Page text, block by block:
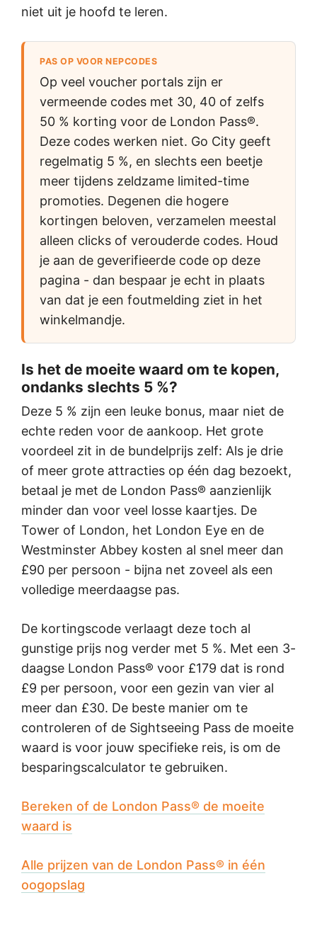
niet uit je hoofd te leren.
PAS OP VOOR NEPCODES
Op veel voucher portals zijn er
vermeende codes met 30, 40 of zelfs
50 % korting voor de London Pass®.
Deze codes werken niet. Go City geeft
regelmatig 5 %, en slechts een beetje
meer tijdens zeldzame limited-time
promoties. Degenen die hogere
kortingen beloven, verzamelen meestal
alleen clicks of verouderde codes. Houd
je aan de geverifieerde code op deze
pagina - dan bespaar je echt in plaats
van dat je een foutmelding ziet in het
winkelmandje.
Is het de moeite waard om te kopen,
ondanks slechts 5 %?
Deze 5 % zijn een leuke bonus, maar niet de
echte reden voor de aankoop. Het grote
voordeel zit in de bundelprijs zelf: Als je drie
of meer grote attracties op één dag bezoekt,
betaal je met de London Pass® aanzienlijk
minder dan voor veel losse kaartjes. De
Tower of London, het London Eye en de
Westminster Abbey kosten al snel meer dan
£90 per persoon - bijna net zoveel als een
volledige meerdaagse pas.
De kortingscode verlaagt deze toch al
gunstige prijs nog verder met 5 %. Met een 3-
daagse London Pass® voor £179 dat is rond
£9 per persoon, voor een gezin van vier al
meer dan £30. De beste manier om te
controleren of de Sightseeing Pass de moeite
waard is voor jouw specifieke reis, is om de
besparingscalculator te gebruiken.
Bereken of de London Pass® de moeite
waard is
Alle prijzen van de London Pass® in één
oogopslag